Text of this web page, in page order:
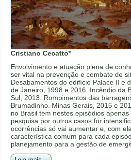
Cristiano Cecatto*
Envolvimento e atuação plena de
ser vital na prevenção e combate de
Desabamentos do edifício Palace II e
de Janeiro, 1998 e 2016. Incêndio da
Sul, 2013. Rompimentos das
Brumadinho. Minas Gerais, 2015 e
no Brasil tem nestes episódios
pesquisa por outros casos for
ocorrências só vai aumentar e, com
característica comum para cada
planejamento para a gestão de